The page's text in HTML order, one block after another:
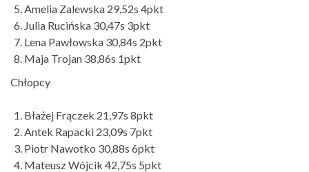
Amelia Zalewska 29,52s 4pkt
Julia Rucińska 30,47s 3pkt
Lena Pawłowska 30,84s 2pkt
Maja Trojan 38,86s 1pkt
Chłopcy
Błażej Frączek 21,97s 8pkt
Antek Rapacki 23,09s 7pkt
Piotr Nawotko 30,88s 6pkt
Mateusz Wójcik 42,75s 5pkt